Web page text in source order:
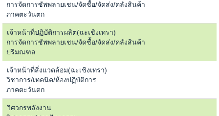
การจัดการซัพพลายเชน/จัดซื้อ/จัดส่ง/คลังสินค้า
ภาคตะวันตก
เจ้าหน้าที่ปฏิบัติการผลิต(ฉะเชิงเทรา)
การจัดการซัพพลายเชน/จัดซื้อ/จัดส่ง/คลังสินค้า
ปริมณฑล
เจ้าหน้าที่สิ่งแวดล้อม(ฉะเชิงเทรา)
วิชาการ/เทคนิค/ห้องปฏิบัติการ
ภาคตะวันตก
วิศวกรพลังงาน